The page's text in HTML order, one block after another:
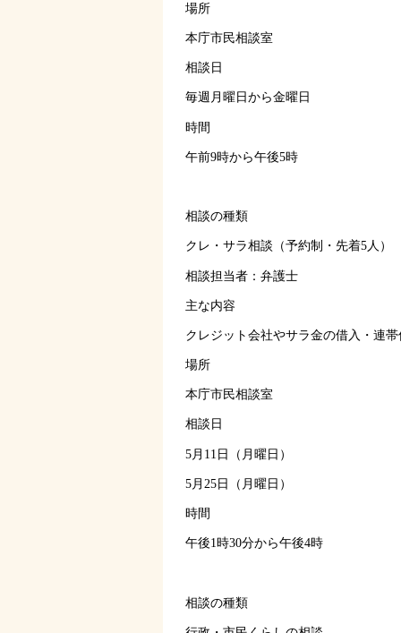
場所
本庁市民相談室
相談日
毎週月曜日から金曜日
時間
午前9時から午後5時
相談の種類
クレ・サラ相談（予約制・先着5人）
相談担当者：弁護士
主な内容
クレジット会社やサラ金の借入・連
場所
本庁市民相談室
相談日
5月11日（月曜日）
5月25日（月曜日）
時間
午後1時30分から午後4時
相談の種類